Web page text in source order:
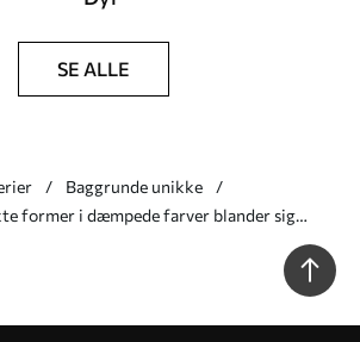
SE ALLE
Baggrunde unikke
former i dæmpede farver blander sig